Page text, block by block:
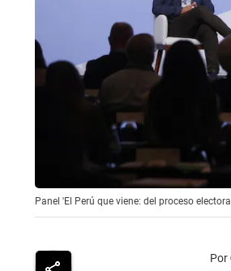
Panel 'El Perú que viene: del proceso
Por